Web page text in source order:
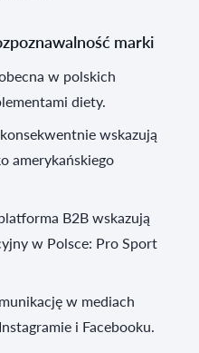
marki
w polskich
diety.
wskazują
amerykańskiego
B2B wskazują
w Polsce: Pro Sport
w mediach
i Facebooku.